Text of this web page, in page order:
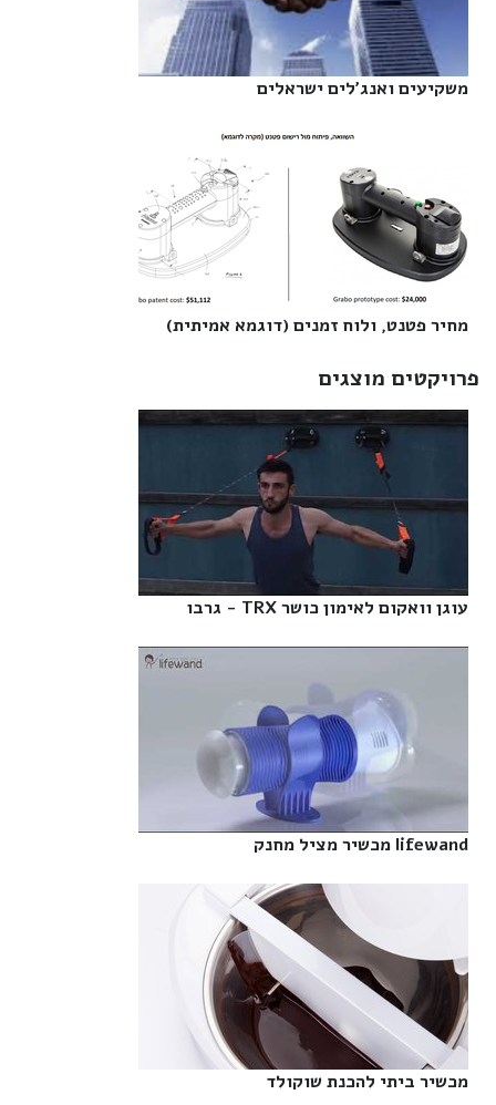
משקיעים ואנג'לים ישראלים‎
מחיר פטנט, ולוח זמנים (דוגמא אמיתית)‎
פרויקטים מוצגים
עוגן וואקום לאימון כושר TRX - גרבו‎
lifewand מכשיר מציל מחנק‎
מכשיר ביתי להכנת שוקולד‎